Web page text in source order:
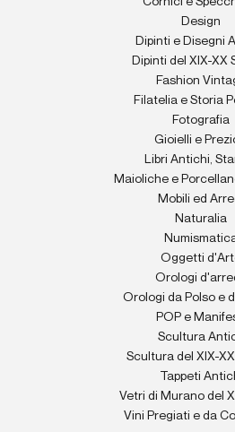
Design
Dipinti e Disegni
Dipinti del XIX-XX
Fashion
Filatelia e Storia
Fotografia
Gioielli e
Libri Antichi,
Maioliche e
Mobili ed
Naturalia
Oggetti
Orologi
Orologi da Polso e
POP e
Scultura
Scultura del XIX-
Tappeti
Vetri di Murano del
Vini Pregiati e da